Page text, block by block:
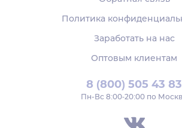
8 (800) 505 43 83
Пн‑Вс 8:00-20:00 по
Политика
Заработать на нас
Оптовым клиентам